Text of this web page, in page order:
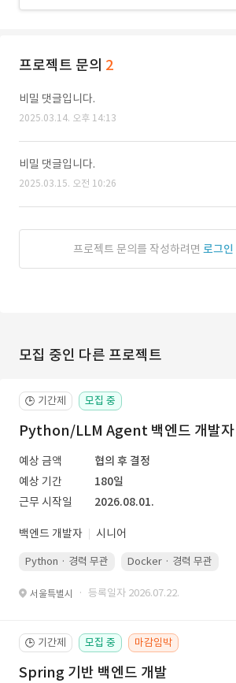
프로젝트 문의 2
비밀 댓글입니다.
2025.03.14. 오후 14:13
비밀 댓글입니다.
2025.03.15. 오전 10:26
프로젝트 문의를 작성하려면 로그인
모집 중인 다른 프로젝트
🕒 기간제 모집 중
Python/LLM Agent 백엔드 개발자
예상 금액
협의 후 결정
예상 기간
180일
근무 시작일
2026.08.01.
백엔드 개발자 시니어
Python · 경력 무관 Docker · 경력 무관
서울특별시 · 등록일자 2026.07.22.
🕒 기간제 모집 중 마감임박
Spring 기반 백엔드 개발